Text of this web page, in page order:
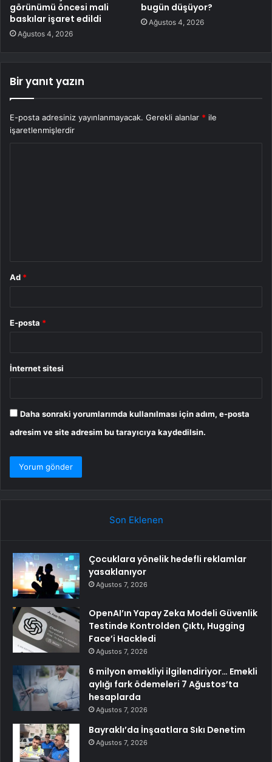
görünümü öncesi mali
baskılar işaret edildi
Ağustos 4, 2026
bugün düşüyor?
Ağustos 4, 2026
Bir yanıt yazın
E-posta adresiniz yayınlanmayacak. Gerekli alanlar * ile
işaretlenmişlerdir
Ad *
E-posta *
İnternet sitesi
Daha sonraki yorumlarımda kullanılması için adım, e-posta
adresim ve site adresim bu tarayıcıya kaydedilsin.
Son Eklenen
Çocuklara yönelik hedefli reklamlar
yasaklanıyor
Ağustos 7, 2026
OpenAI’ın Yapay Zeka Modeli Güvenlik
Testinde Kontrolden Çıktı, Hugging
Face’i Hackledi
Ağustos 7, 2026
6 milyon emekliyi ilgilendiriyor… Emekli
aylığı fark ödemeleri 7 Ağustos’ta
hesaplarda
Ağustos 7, 2026
Bayraklı’da İnşaatlara Sıkı Denetim
Ağustos 7, 2026